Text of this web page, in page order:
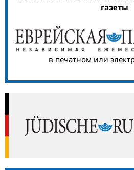
газеты
в печатном или